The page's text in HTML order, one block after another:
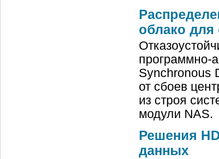
облако
программно-
Synchronous
от сбоев
из строя
модули NAS.
Решения
данных